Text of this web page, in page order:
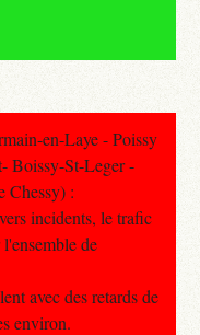
en-Laye - Poissy
Boissy-St-Leger -
Chessy) :
incidents, le trafic
de
avec des retards de
environ.